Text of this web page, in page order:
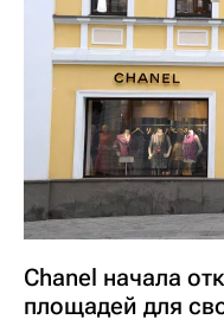
Chanel начала
площадей для